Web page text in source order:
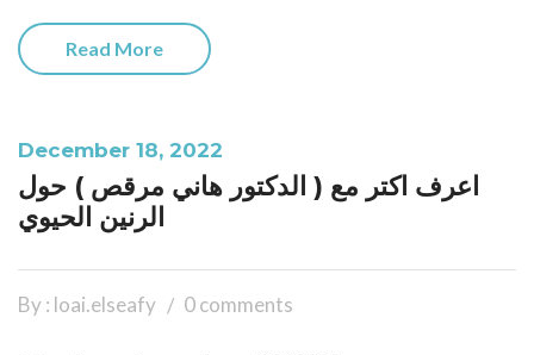
Read More
December 18, 2022
اعرف اكتر مع ( الدكتور هاني مرقص ) حول
الرنين الحيوي
By : loai.elseafy 0 comments